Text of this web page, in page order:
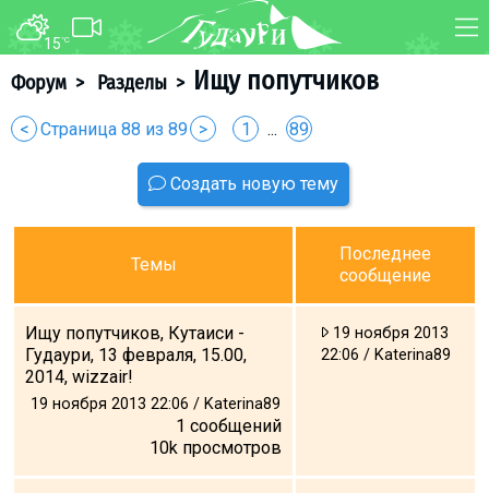
15°C
Форум > Разделы > Ищу попутчиков
< Страница 88 из 89 > 1 ... 89
Создать новую тему
Темы
Последнее
сообщение
Ищу попутчиков, Кутаиси -
Гудаури, 13 февраля, 15.00,
2014, wizzair!
19 ноября 2013 22:06 / Katerina89
1 сообщений
10k просмотров
19 ноября 2013
22:06 / Katerina89
ФОРУМ КАРТА
WEBCAM
ТРАНСФЕР
О курорте
Ски-пасс
Прокат
Дети в Гудаури
Развлечения
Календарь событий
Телеграм-канал
Гудаури
INFO